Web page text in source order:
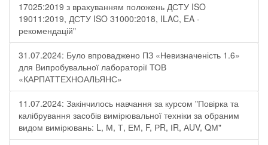
17025:2019 з врахуванням положень ДСТУ ISO
19011:2019, ДСТУ ISO 31000:2018, ILAC, EA -
рекомендацій"
31.07.2024: Було впроваджено ПЗ «Невизначеність 1.6»
для Випробувальної лабораторії ТОВ
«КАРПАТТЕХНОАЛЬЯНС»
11.07.2024: Закінчилось навчання за курсом "Повірка та
калібрування засобів вимірювальної техніки за обраним
видом вимірювань: L, М, Т, ЕМ, F, РR, ІR, АUV, QМ"